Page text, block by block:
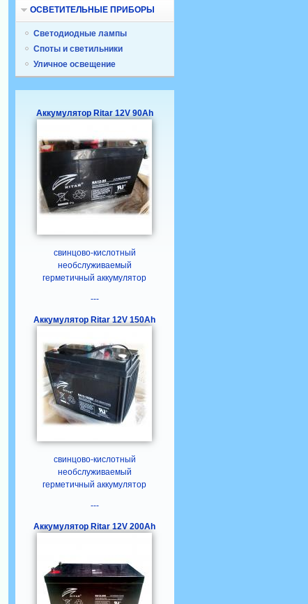
ОСВЕТИТЕЛЬНЫЕ ПРИБОРЫ
Светодиодные лампы
Споты и светильники
Уличное освещение
Аккумулятор Ritar 12V 90Ah
свинцово-кислотный
необслуживаемый
герметичный аккумулятор
---
Аккумулятор Ritar 12V 150Ah
свинцово-кислотный
необслуживаемый
герметичный аккумулятор
---
Аккумулятор Ritar 12V 200Ah